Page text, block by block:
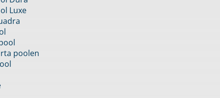
Luxe
poolen